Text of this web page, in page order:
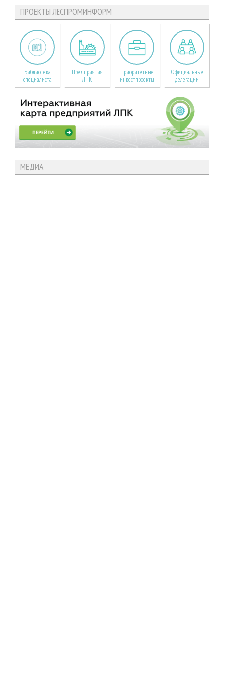
ПРОЕКТЫ ЛЕСПРОМИНФОРМ
Библиотека
специалиста
Предприятия
ЛПК
Приоритетные
инвестпроекты
Официальные
делегации
МЕДИА